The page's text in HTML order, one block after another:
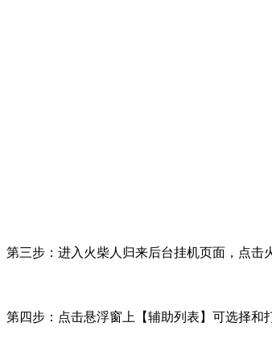
第三步：进入火柴人归来后台挂机页面，点击
第四步：点击悬浮窗上【辅助列表】可选择和